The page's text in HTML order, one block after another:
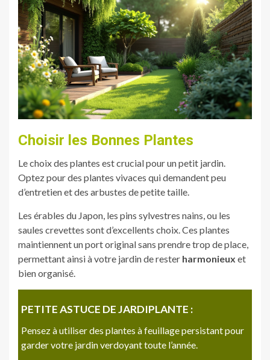
Choisir les Bonnes Plantes
Le choix des plantes est crucial pour un petit jardin.
Optez pour des plantes vivaces qui demandent peu
d’entretien et des arbustes de petite taille.
Les érables du Japon, les pins sylvestres nains, ou les
saules crevettes sont d’excellents choix. Ces plantes
maintiennent un port original sans prendre trop de place,
permettant ainsi à votre jardin de rester harmonieux et
bien organisé.
PETITE ASTUCE DE JARDIPLANTE :
Pensez à utiliser des plantes à feuillage persistant pour
garder votre jardin verdoyant toute l’année.